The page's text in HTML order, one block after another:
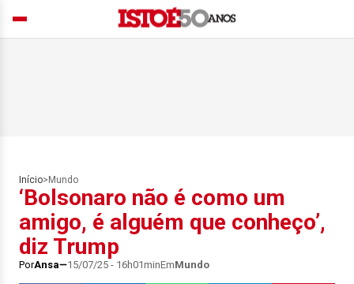
Início> Mundo
‘Bolsonaro não é como um
amigo, é alguém que conheço’,
diz Trump
PorAnsa 15/07/25 - 16h01minEmMundo